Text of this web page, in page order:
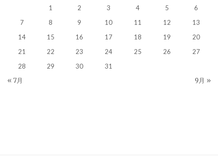
1 2 3 4 5
6
7
8 9 10 11 12
13
14
15 16 17 18 19
20
21
22 23 24 25 26
27
28
29 30 31
« 7月 9月 »